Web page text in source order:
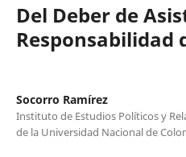
Del Deber de
Responsabilidad
Socorro Ramírez
Instituto de Estudios Políticos y
de la Universidad Nacional de